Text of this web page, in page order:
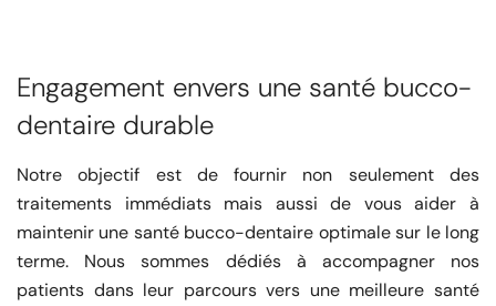
Engagement envers une santé bucco-
dentaire durable
Notre objectif est de fournir non seulement des
traitements immédiats mais aussi de vous aider à
maintenir une santé bucco-dentaire optimale sur le long
terme. Nous sommes dédiés à accompagner nos
patients dans leur parcours vers une meilleure santé